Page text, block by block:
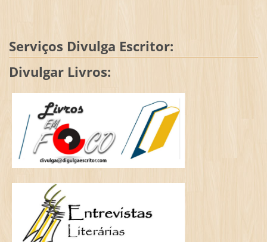
Serviços Divulga Escritor:
Divulgar Livros: